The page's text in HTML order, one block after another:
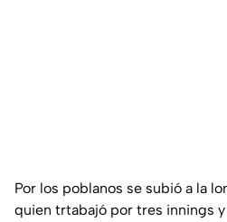
Por los poblanos se subió a la
quien trtabajó por tres innings